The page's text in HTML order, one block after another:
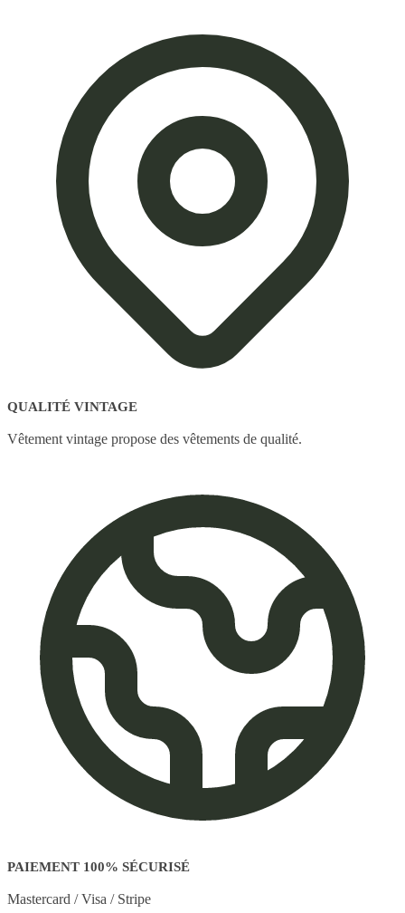
QUALITÉ VINTAGE
Vêtement vintage propose des vêtements de qualité.
PAIEMENT 100% SÉCURISÉ
Mastercard / Visa / Stripe